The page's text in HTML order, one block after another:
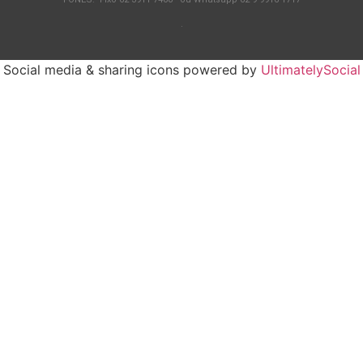
.
Social media & sharing icons powered by UltimatelySocial